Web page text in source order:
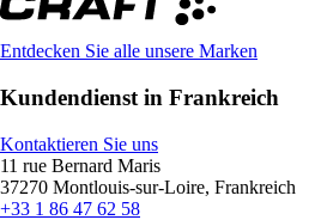
Entdecken Sie alle unsere Marken
Kundendienst in Frankreich
Kontaktieren Sie uns
11 rue Bernard Maris
37270 Montlouis-sur-Loire, Frankreich
+33 1 86 47 62 58